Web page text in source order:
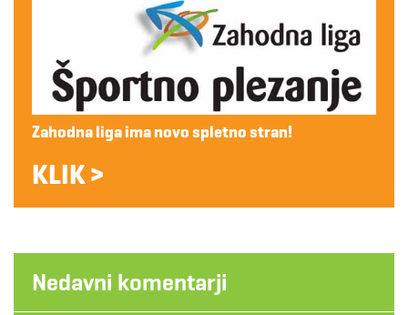
Zahodna liga ima novo spletno stran!
KLIK >
Nedavni komentarji